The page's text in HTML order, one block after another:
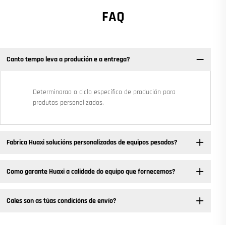
FAQ
Canto tempo leva a produción e a entrega?
Determinarao o ciclo específico de produción para
produtos personalizados.
Fabrica Huaxi solucións personalizadas de equipos pesados? ​
Como garante Huaxi a calidade do equipo que fornecemos?
Cales son as túas condicións de envío?